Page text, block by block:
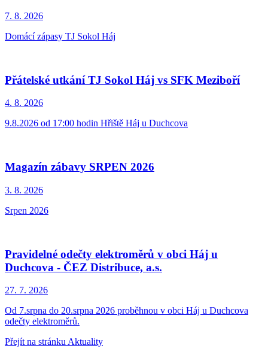
7. 8. 2026
Domácí zápasy TJ Sokol Háj
Přátelské utkání TJ Sokol Háj vs SFK Meziboří
4. 8. 2026
9.8.2026 od 17:00 hodin Hřiště Háj u Duchcova
Magazín zábavy SRPEN 2026
3. 8. 2026
Srpen 2026
Pravidelné odečty elektroměrů v obci Háj u
Duchcova - ČEZ Distribuce, a.s.
27. 7. 2026
Od 7.srpna do 20.srpna 2026 proběhnou v obci Háj u Duchcova
odečty elektroměrů.
Přejít na stránku Aktuality